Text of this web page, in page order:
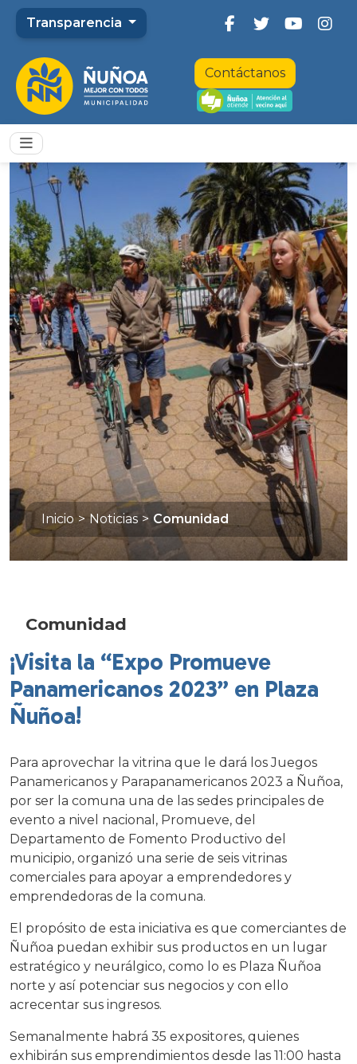
Transparencia
Contáctanos
Inicio > Noticias > Comunidad
Comunidad
¡Visita la “Expo Promueve
Panamericanos 2023” en Plaza
Ñuñoa!
Para aprovechar la vitrina que le dará los Juegos
Panamericanos y Parapanamericanos 2023 a Ñuñoa,
por ser la comuna una de las sedes principales de
evento a nivel nacional, Promueve, del
Departamento de Fomento Productivo del
municipio, organizó una serie de seis vitrinas
comerciales para apoyar a emprendedores y
emprendedoras de la comuna.
El propósito de esta iniciativa es que comerciantes de
Ñuñoa puedan exhibir sus productos en un lugar
estratégico y neurálgico, como lo es Plaza Ñuñoa
norte y así potenciar sus negocios y con ello
acrecentar sus ingresos.
Semanalmente habrá 35 expositores, quienes
exhibirán sus emprendimientos desde las 11:00 hasta